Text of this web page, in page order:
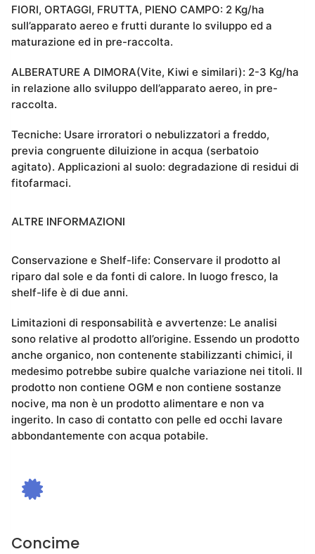
FIORI, ORTAGGI, FRUTTA, PIENO CAMPO: 2 Kg/ha
sull’apparato aereo e frutti durante lo sviluppo ed a
maturazione ed in pre-raccolta.
ALBERATURE A DIMORA(Vite, Kiwi e similari): 2-3 Kg/ha
in relazione allo sviluppo dell’apparato aereo, in pre-
raccolta.
Tecniche: Usare irroratori o nebulizzatori a freddo,
previa congruente diluizione in acqua (serbatoio
agitato). Applicazioni al suolo: degradazione di residui di
fitofarmaci.
ALTRE INFORMAZIONI
Conservazione e Shelf-life: Conservare il prodotto al
riparo dal sole e da fonti di calore. In luogo fresco, la
shelf-life è di due anni.
Limitazioni di responsabilità e avvertenze: Le analisi
sono relative al prodotto all’origine. Essendo un prodotto
anche organico, non contenente stabilizzanti chimici, il
medesimo potrebbe subire qualche variazione nei titoli. Il
prodotto non contiene OGM e non contiene sostanze
nocive, ma non è un prodotto alimentare e non va
ingerito. In caso di contatto con pelle ed occhi lavare
abbondantemente con acqua potabile.
Concime